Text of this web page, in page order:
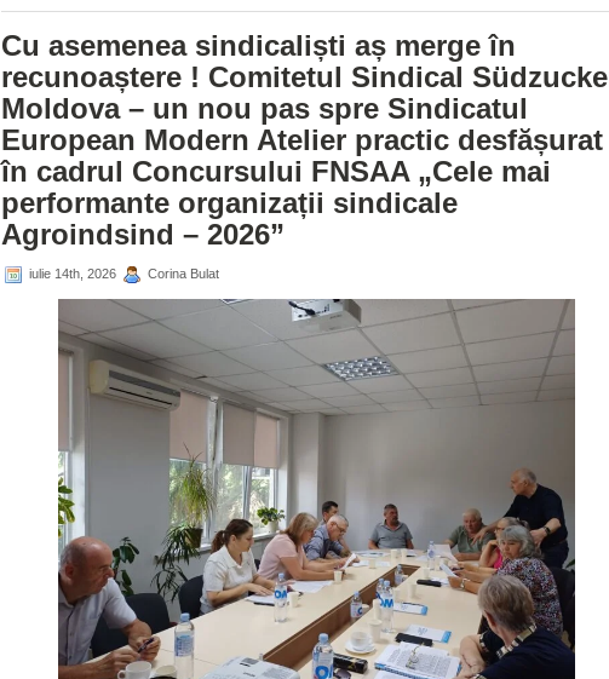
Cu asemenea sindicaliști aș merge în
recunoaștere ! Comitetul Sindical
Moldova – un nou pas spre Sindicatul
European Modern Atelier practic desfășurat
în cadrul Concursului FNSAA „Cele mai
performante organizații sindicale
Agroindsind – 2026”
iulie 14th, 2026 Corina Bulat